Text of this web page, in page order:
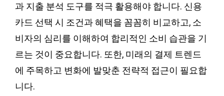
과 지출 분석 도구를 적극 활용해야 합니다. 신용
카드 선택 시 조건과 혜택을 꼼꼼히 비교하고, 소
비자의 심리를 이해하여 합리적인 소비 습관을 기
르는 것이 중요합니다. 또한, 미래의 결제 트렌드
에 주목하고 변화에 발맞춘 전략적 접근이 필요합
니다.